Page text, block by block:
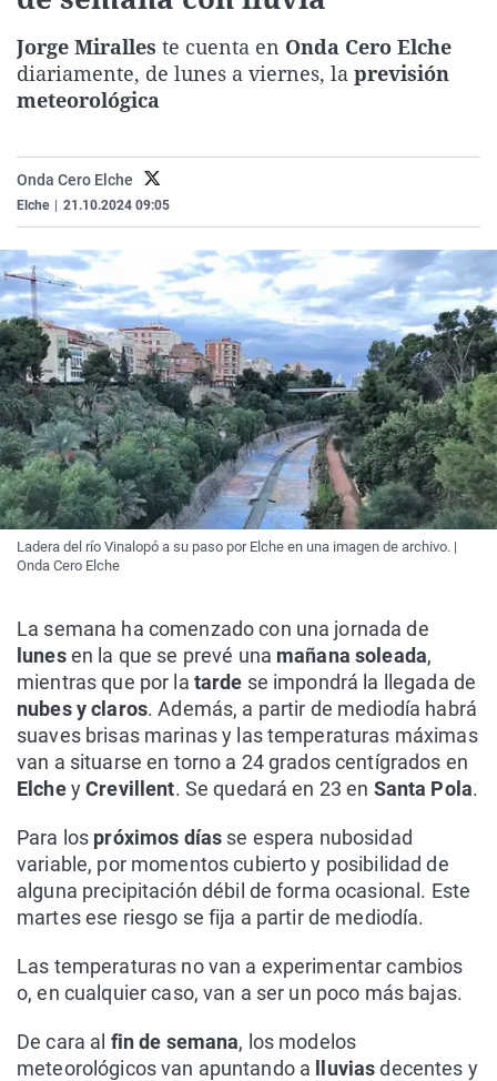
Gente viajera
Retornados
Galicia
Televisión
Jorge Miralles te cuenta en Onda Cero Elche
diariamente, de lunes a viernes, la previsión
meteorológica
Onda Cero Elche
Elche 21.10.2024 09:05
Ladera del río Vinalopó a su paso por Elche en una imagen de archivo. |
Onda Cero Elche
La semana ha comenzado con una jornada de
lunesen la que se prevé una mañana soleada,
mientras que por la tarde se impondrá la llegada de
nubes y claros. Además, a partir de mediodía habrá
suaves brisas marinas y las temperaturas máximas
van a situarse en torno a 24 grados centígrados en
ElcheyCrevillent. Se quedará en 23 en Santa Pola.
Para los próximos días se espera nubosidad
variable, por momentos cubierto y posibilidad de
alguna precipitación débil de forma ocasional. Este
martes ese riesgo se fija a partir de mediodía.
Las temperaturas no van a experimentar cambios
o, en cualquier caso, van a ser un poco más bajas.
De cara al fin de semana, los modelos
meteorológicos van apuntando a
lluviasdecentes y